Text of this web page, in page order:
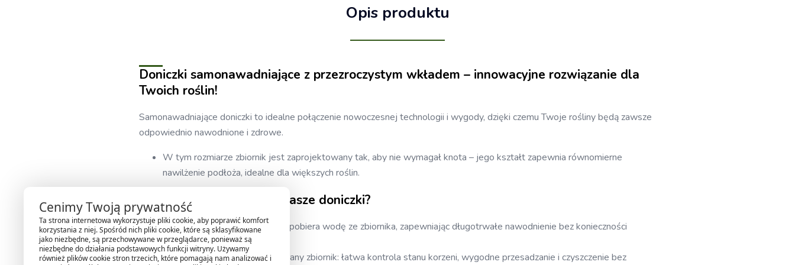
Opis produktu
Doniczki samonawadniające z przezroczystym wkładem – innowacyjne rozwiązanie dla
Twoich roślin!
Samonawadniające doniczki to idealne połączenie nowoczesnej technologii i wygody, dzięki czemu Twoje rośliny będą zawsze
odpowiednio nawodnione i zdrowe.
W tym rozmiarze zbiornik jest zaprojektowany tak, aby nie wymagał knota – jego kształt zapewnia równomierne
nawilżenie podłoża, idealne dla większych roślin.
Dlaczego warto wybrać nasze doniczki?
Inteligentne nawadnianie: knot pobiera wodę ze zbiornika, zapewniając długotrwałe nawodnienie bez konieczności
częstego dolewania wody.
Przezroczysty wkład i wyjmowany zbiornik: łatwa kontrola stanu korzeni, wygodne przesadzanie i czyszczenie bez
Cenimy Twoją prywatność
Ta strona internetowa wykorzystuje pliki cookie, aby poprawić komfort
korzystania z niej. Spośród nich pliki cookie, które są sklasyfikowane
jako niezbędne, są przechowywane w przeglądarce, ponieważ są
niezbędne do działania podstawowych funkcji witryny. Używamy
również plików cookie stron trzecich, które pomagają nam analizować i